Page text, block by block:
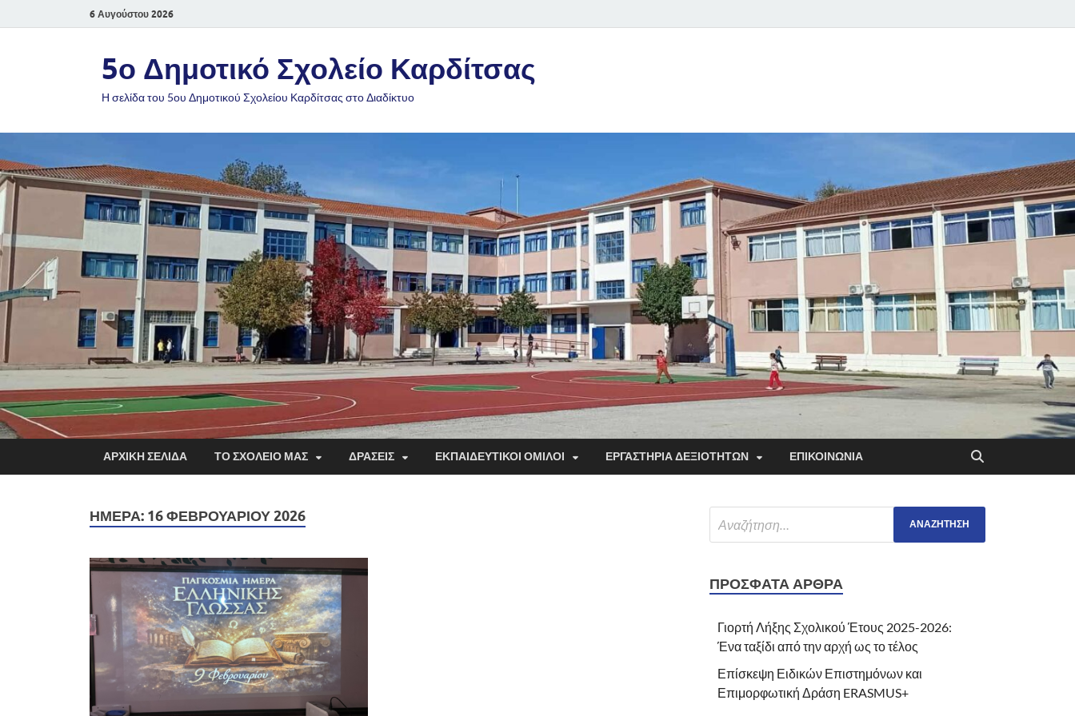
6 Αυγούστου 2026
5ο Δημοτικό Σχολείο Καρδίτσας
Η σελίδα του 5ου Δημοτικού Σχολείου Καρδίτσας στο Διαδίκτυο
ΑΡΧΙΚΗ ΣΕΛΙΔΑ ΤΟ ΣΧΟΛΕΙΟ ΜΑΣ ΔΡΑΣΕΙΣ ΕΚΠΑΙΔΕΥΤΙΚΟΙ ΟΜΙΛΟΙ ΕΡΓΑΣΤΗΡΙΑ ΔΕΞΙΟΤΗΤΩΝ ΕΠΙΚΟΙΝΩΝΙΑ
ΗΜΈΡΑ: 16 ΦΕΒΡΟΥΑΡΊΟΥ 2026
ΠΡΌΣΦΑΤΑ ΆΡΘΡΑ
Γιορτή Λήξης Σχολικού Έτους 2025-2026:
Ένα ταξίδι από την αρχή ως το τέλος
Επίσκεψη Ειδικών Επιστημόνων και
Επιμορφωτική Δράση ERASMUS+